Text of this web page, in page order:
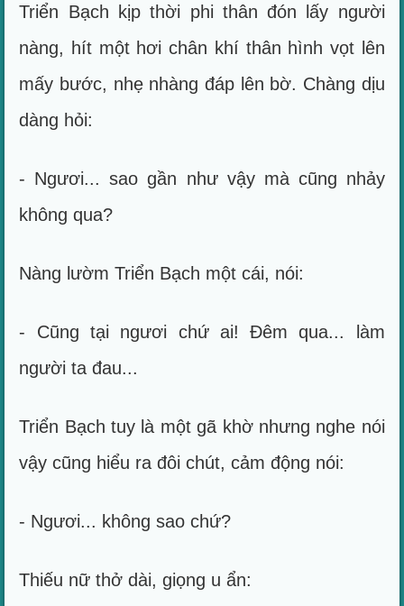
Triển Bạch kịp thời phi thân đón lấy người
nàng, hít một hơi chân khí thân hình vọt lên
mấy bước, nhẹ nhàng đáp lên bờ. Chàng dịu
dàng hỏi:
- Ngươi... sao gần như vậy mà cũng nhảy
không qua?
Nàng lườm Triển Bạch một cái, nói:
- Cũng tại ngươi chứ ai! Đêm qua... làm
người ta đau...
Triển Bạch tuy là một gã khờ nhưng nghe nói
vậy cũng hiểu ra đôi chút, cảm động nói:
- Ngươi... không sao chứ?
Thiếu nữ thở dài, giọng u ẩn: